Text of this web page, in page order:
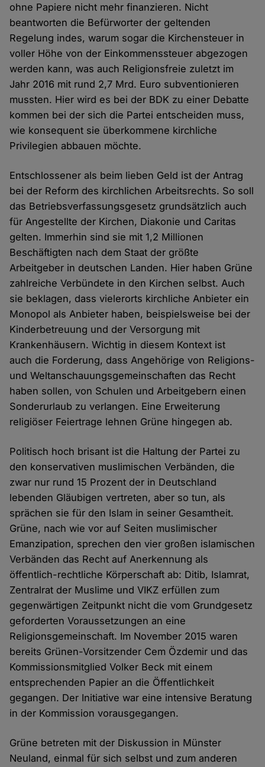
ohne Papiere nicht mehr finanzieren. Nicht
beantworten die Befürworter der geltenden
Regelung indes, warum sogar die Kirchensteuer in
voller Höhe von der Einkommenssteuer abgezogen
werden kann, was auch Religionsfreie zuletzt im
Jahr 2016 mit rund 2,7 Mrd. Euro subventionieren
mussten. Hier wird es bei der BDK zu einer Debatte
kommen bei der sich die Partei entscheiden muss,
wie konsequent sie überkommene kirchliche
Privilegien abbauen möchte.
Entschlossener als beim lieben Geld ist der Antrag
bei der Reform des kirchlichen Arbeitsrechts. So soll
das Betriebsverfassungsgesetz grundsätzlich auch
für Angestellte der Kirchen, Diakonie und Caritas
gelten. Immerhin sind sie mit 1,2 Millionen
Beschäftigten nach dem Staat der größte
Arbeitgeber in deutschen Landen. Hier haben Grüne
zahlreiche Verbündete in den Kirchen selbst. Auch
sie beklagen, dass vielerorts kirchliche Anbieter ein
Monopol als Anbieter haben, beispielsweise bei der
Kinderbetreuung und der Versorgung mit
Krankenhäusern. Wichtig in diesem Kontext ist
auch die Forderung, dass Angehörige von Religions-
und Weltanschauungsgemeinschaften das Recht
haben sollen, von Schulen und Arbeitgebern einen
Sonderurlaub zu verlangen. Eine Erweiterung
religiöser Feiertrage lehnen Grüne hingegen ab.
Politisch hoch brisant ist die Haltung der Partei zu
den konservativen muslimischen Verbänden, die
zwar nur rund 15 Prozent der in Deutschland
lebenden Gläubigen vertreten, aber so tun, als
sprächen sie für den Islam in seiner Gesamtheit.
Grüne, nach wie vor auf Seiten muslimischer
Emanzipation, sprechen den vier großen islamischen
Verbänden das Recht auf Anerkennung als
öffentlich-rechtliche Körperschaft ab: Ditib, Islamrat,
Zentralrat der Muslime und VIKZ erfüllen zum
gegenwärtigen Zeitpunkt nicht die vom Grundgesetz
geforderten Voraussetzungen an eine
Religionsgemeinschaft. Im November 2015 waren
bereits Grünen-Vorsitzender Cem Özdemir und das
Kommissionsmitglied Volker Beck mit einem
entsprechenden Papier an die Öffentlichkeit
gegangen. Der Initiative war eine intensive Beratung
in der Kommission vorausgegangen.
Grüne betreten mit der Diskussion in Münster
Neuland, einmal für sich selbst und zum anderen